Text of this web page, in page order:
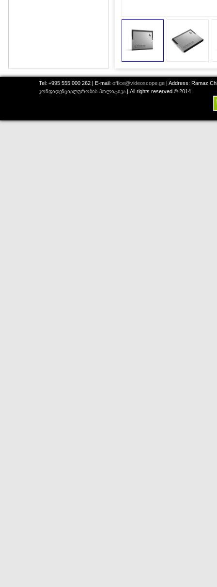
Tel: +995 555 000 262 | E-mail: office@videoscope.ge | Address: Ramaz
კონფიდენციალურობის პოლიტიკა | All rights reserved © 2014